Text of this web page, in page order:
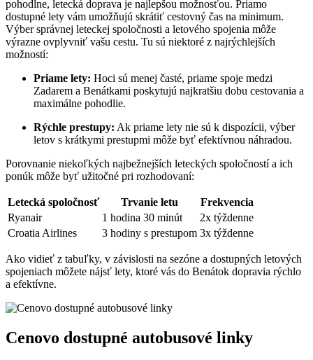
pohodlne, letecká doprava je najlepšou možnosťou.⁤ Priamo
dostupné lety vám ⁢umožňujú skrátiť cestovný‌ čas na minimum.
Výber správnej leteckej spoločnosti a letového spojenia môže⁢
výrazne ⁣ovplyvniť vašu cestu. ⁣Tu sú niektoré z najrýchlejších
možností:
Priame lety: Hoci ‍sú menej časté, priame spoje medzi
Zadarem⁣ a Benátkami poskytujú⁢ najkratšiu dobu cestovania a
maximálne pohodlie.
Rýchle prestupy: Ak priame lety nie sú k⁢ dispozícii, ​výber
letov s krátkymi prestupmi môže byť efektívnou náhradou.
Porovnanie niekoľkých ⁤najbežnejších leteckých spoločností a ich
ponúk môže byť užitočné pri rozhodovaní:
Letecká spoločnosť Trvanie letu
Frekvencia
Ryanair
1 hodina​ 30 minút
2x týždenne
Croatia Airlines
3 hodiny s‌ prestupom 3x týždenne
Ako vidieť z tabuľky, v závislosti⁤ na sezóne⁤ a dostupných letových
spojeniach môžete nájsť lety, ktoré​ vás do Benátok dopravia rýchlo
a efektívne.
Cenovo dostupné ‍autobusové linky